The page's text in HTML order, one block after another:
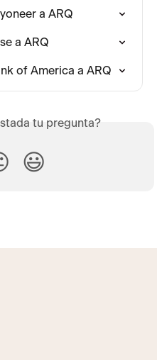
a ARQ
a ARQ
of America a ARQ
tu pregunta?
😃